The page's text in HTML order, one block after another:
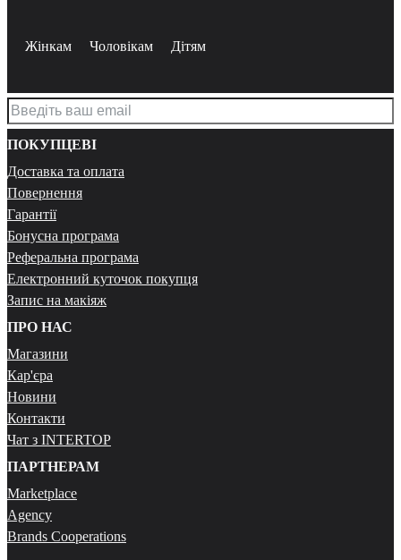
Жінкам Чоловікам Дітям
ПОКУПЦЕВІ
Доставка та оплата
Повернення
Гарантії
Бонусна програма
Реферальна програма
Електронний куточок покупця
Запис на макіяж
ПРО НАС
Магазини
Кар'єра
Новини
Контакти
Чат з INTERTOP
ПАРТНЕРАМ
Marketplace
Agency
Brands Cooperations